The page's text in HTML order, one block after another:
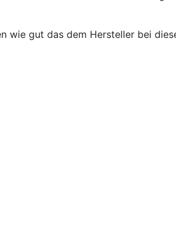
wie gut das dem Hersteller bei